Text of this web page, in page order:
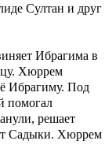
Султан и друг
Ибрагима в
Хюррем
Ибрагиму. Под
помогал
решает
Садыки. Хюррем